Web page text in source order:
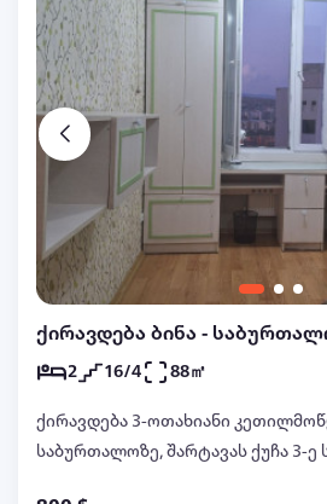
ქირავდება ბინა -
2 16/4 88㎡
ქირავდება 3-ოთახიანი
საბურთალოზე, შარტავას ქუჩა 3-